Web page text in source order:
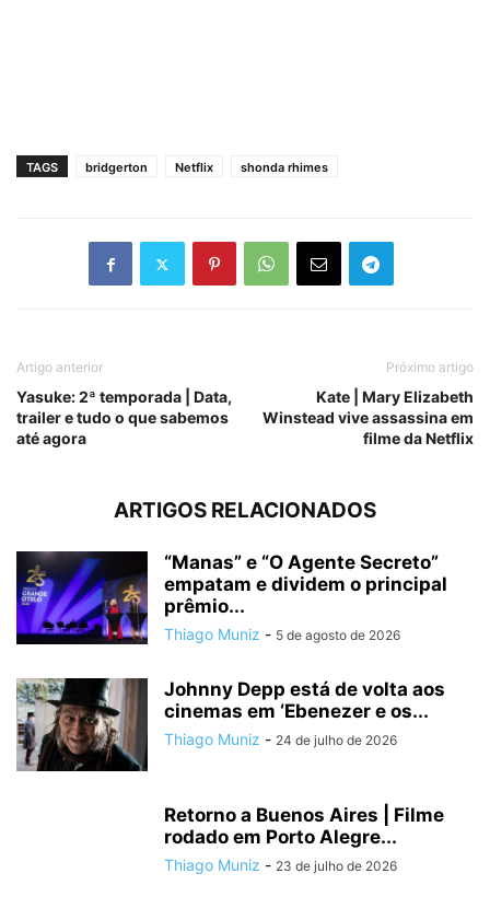
TAGS bridgerton Netflix shonda rhimes
Artigo anterior
Yasuke: 2ª temporada | Data,
trailer e tudo o que sabemos
até agora
Próximo artigo
Kate | Mary Elizabeth
Winstead vive assassina em
filme da Netflix
ARTIGOS RELACIONADOS
“Manas” e “O Agente Secreto”
empatam e dividem o principal
prêmio...
Thiago Muniz - 5 de agosto de 2026
Johnny Depp está de volta aos
cinemas em ‘Ebenezer e os...
Thiago Muniz - 24 de julho de 2026
Retorno a Buenos Aires | Filme
rodado em Porto Alegre...
Thiago Muniz - 23 de julho de 2026